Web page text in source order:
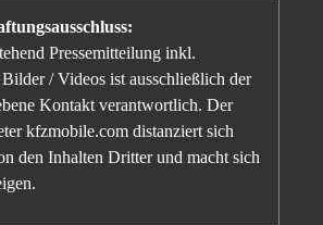
Pressemitteilung inkl.
/ Videos ist ausschließlich der
Kontakt verantwortlich. Der
kfzmobile.com distanziert sich
den Inhalten Dritter und macht sich